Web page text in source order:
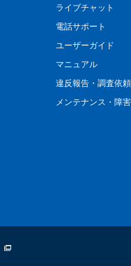
ライブチャット
電話サポート
ユーザーガイド
マニュアル
違反報告・調査依頼
メンテナンス・障